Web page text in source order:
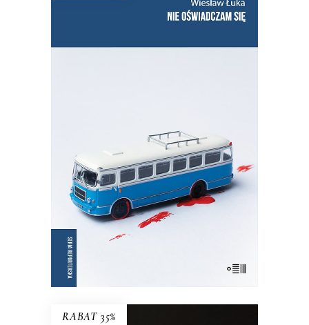
35.75zł
KSIĄŻKA DO KOSZYKA
RABAT 35%